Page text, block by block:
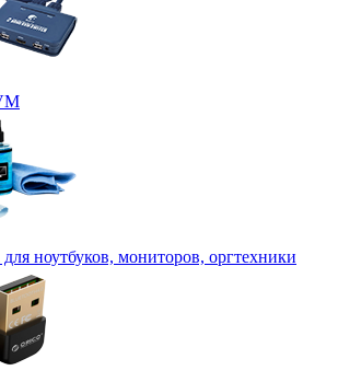
ноутбуков, мониторов, оргтехники